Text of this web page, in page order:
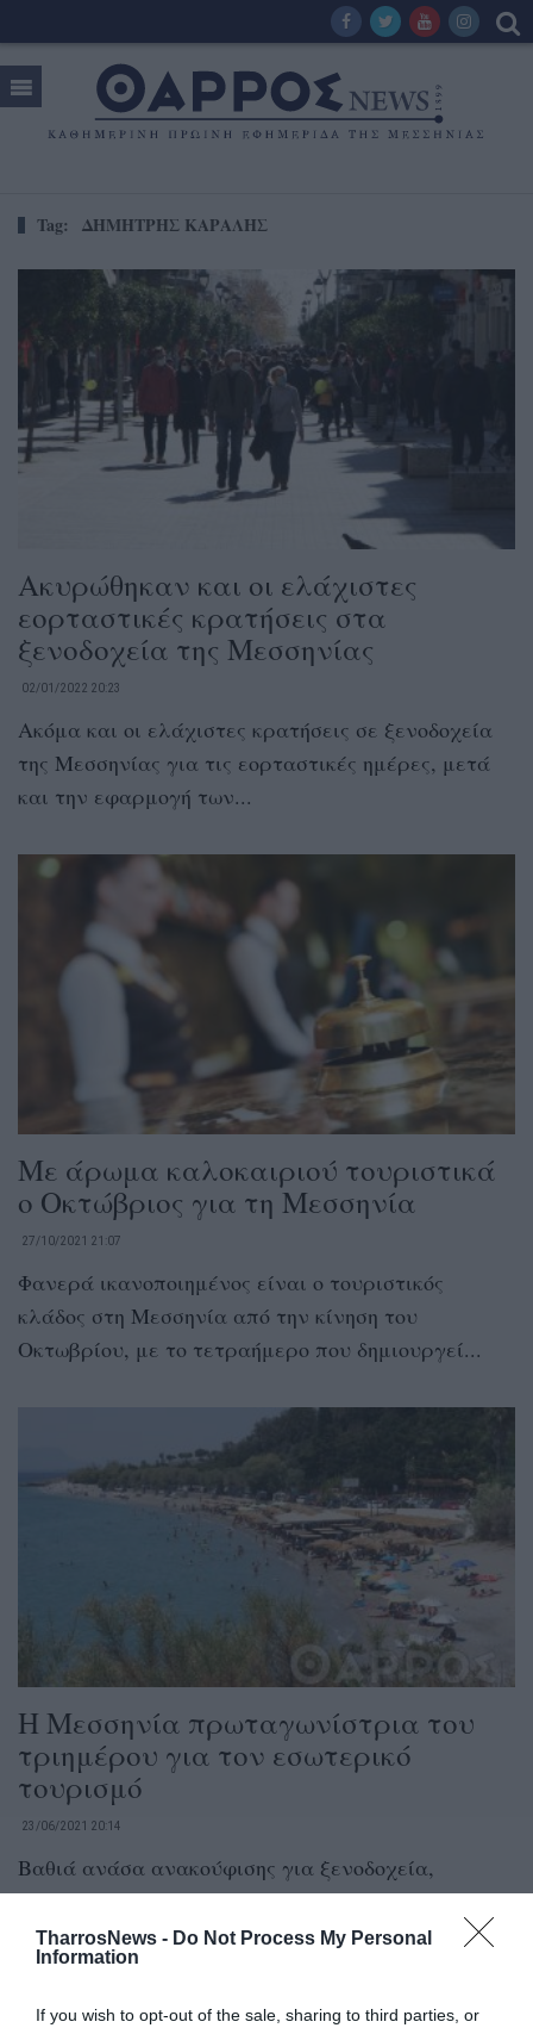
TharrosNews - Do Not Process My Personal
Information
If you wish to opt-out of the sale, sharing to third parties, or
Tag: ΔΗΜΗΤΡΗΣ ΚΑΡΑΛΗΣ
Ακυρώθηκαν και οι ελάχιστες
εορταστικές κρατήσεις στα
ξενοδοχεία της Μεσσηνίας
02/01/2022 20:23
Ακόμα και οι ελάχιστες κρατήσεις σε ξενοδοχεία
της Μεσσηνίας για τις εορταστικές ημέρες, μετά
και την εφαρμογή των...
Με άρωμα καλοκαιριού τουριστικά
ο Οκτώβριος για τη Μεσσηνία
27/10/2021 21:07
Φανερά ικανοποιημένος είναι ο τουριστικός
κλάδος στη Μεσσηνία από την κίνηση του
Οκτωβρίου, με το τετραήμερο που δημιουργεί...
Η Μεσσηνία πρωταγωνίστρια του
τριημέρου για τον εσωτερικό
τουρισμό
23/06/2021 20:14
Βαθιά ανάσα ανακούφισης για ξενοδοχεία,
καταλύματα, εστίαση και μεταφορές Ημέρες
Δεκαπενταύγουστου από το 2019 και πριν θύμισαν
οι...